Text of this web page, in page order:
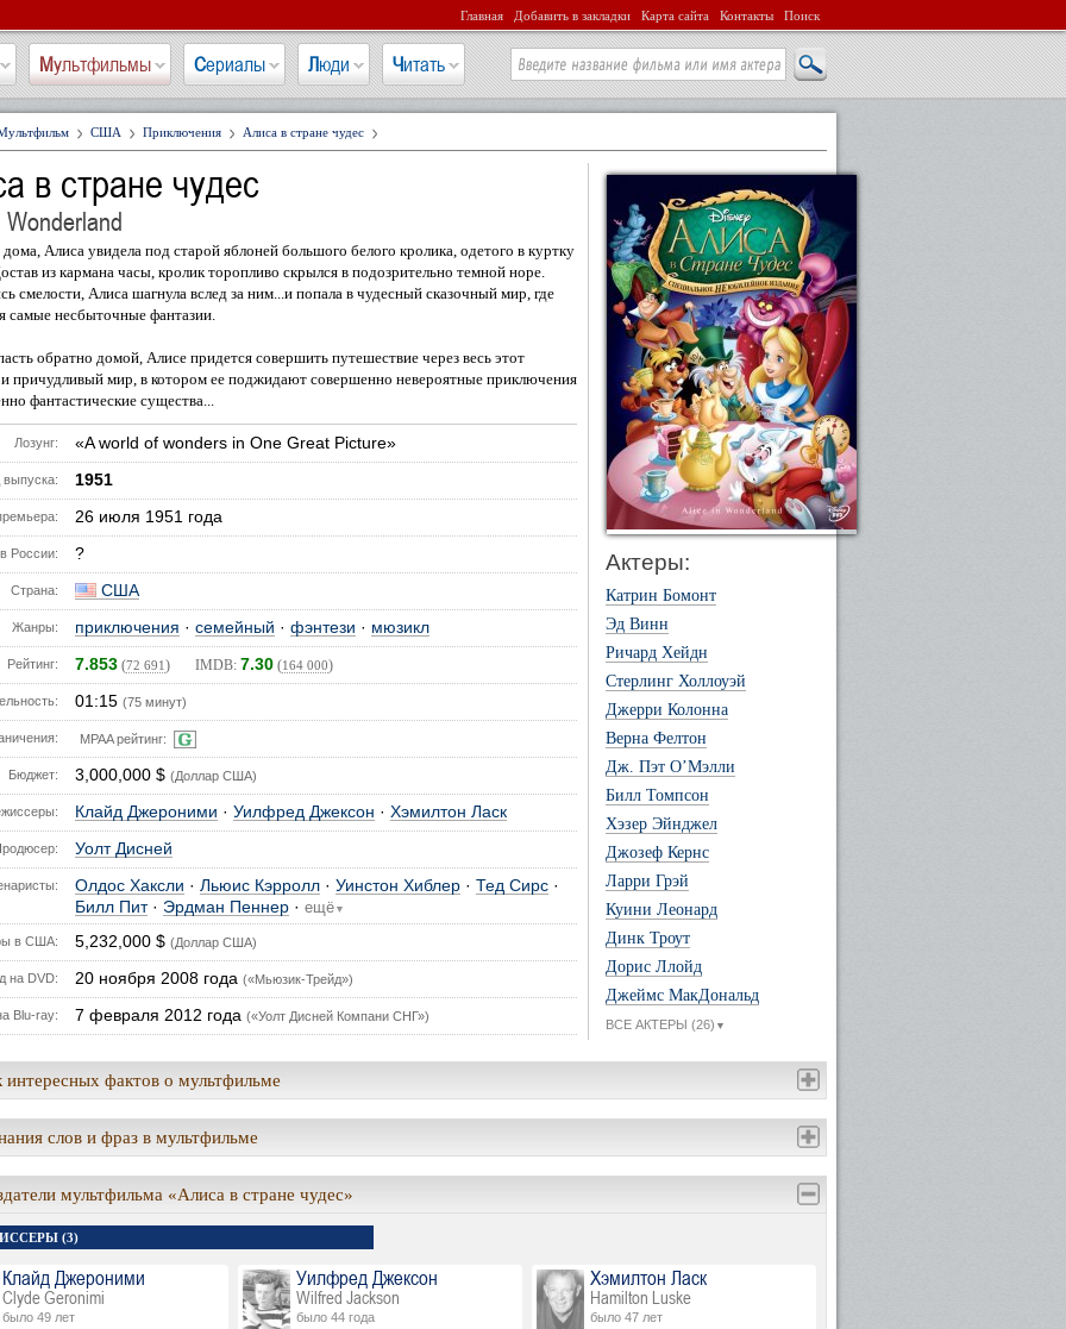
Главная Добавить в закладки Карта сайта Контакты Поиск
Мультфильмы Сериалы Люди Читать
США Приключения Алиса в стране чудес
в стране чудес
Алиса увидела под старой яблоней большого белого кролика, одетого в куртку
из кармана часы, кролик торопливо скрылся в подозрительно темной норе.
смелости, Алиса шагнула вслед за ним...и попала в чудесный сказочный мир, где
самые несбыточные фантазии.
обратно домой, Алисе придется совершить путешествие через весь этот
причудливый мир, в котором ее поджидают совершенно невероятные приключения
фантастические существа...
Лозунг: «A world of wonders in One Great Picture»
выпуска: 1951
26 июля 1951 года
России: ?
Страна: США
Жанры: приключения · семейный · фэнтези · мюзикл
Рейтинг: 7.853 (72 691) IMDB: 7.30 (164 000)
01:15 (75 минут)
MPAA рейтинг:
Бюджет: 3,000,000 $ (Доллар США)
Клайд Джероними · Уилфред Джексон · Хэмилтон Ласк
Уолт Дисней
Олдос Хаксли · Льюис Кэрролл · Уинстон Хиблер · Тед Сирс ·
Билл Пит· Эрдман Пеннер · ещё ▼
в США: 5,232,000 $ (Доллар США)
на DVD: 20 ноября 2008 года («Мьюзик-Трейд»)
Blu-ray: 7 февраля 2012 года («Уолт Дисней Компани СНГ»)
Актеры:
Катрин Бомонт
Эд Винн
Ричард Хейдн
Стерлинг Холлоуэй
Джерри Колонна
Верна Фелтон
Дж. Пэт О’Мэлли
Билл Томпсон
Хэзер Эйнджел
Джозеф Кернс
Ларри Грэй
Куини Леонард
Динк Троут
Дорис Ллойд
Джеймс МакДональд
ВСЕ АКТЕРЫ (26) ▼
интересных фактов о мультфильме
слов и фраз в мультфильме
мультфильма «Алиса в стране чудес»
(3)
Клайд Джероними
Clyde Geronimi
было 49 лет
Уилфред Джексон
Wilfred Jackson
было 44 года
Хэмилтон Ласк
Hamilton Luske
было 47 лет